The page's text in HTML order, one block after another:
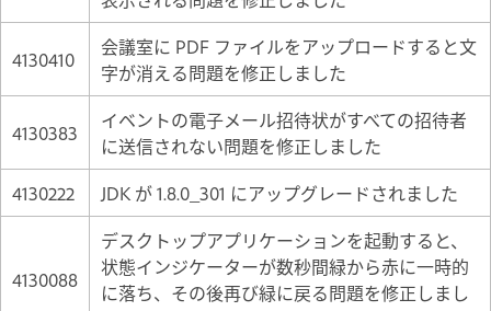
4130410
会議室に PDF ファイルをアップロードすると文
字が消える問題を修正しました
4130383
イベントの電子メール招待状がすべての招待者
に送信されない問題を修正しました
4130222
JDK が 1.8.0_301 にアップグレードされました
4130088
デスクトップアプリケーションを起動すると、
状態インジケーターが数秒間緑から赤に一時的
に落ち、その後再び緑に戻る問題を修正しまし